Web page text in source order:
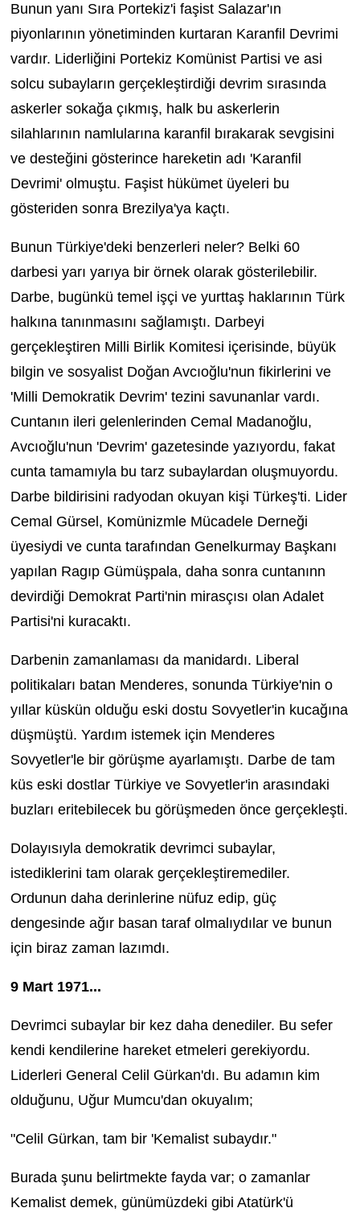
Bunun yanı Sıra Portekiz'i faşist Salazar'ın
piyonlarının yönetiminden kurtaran Karanfil Devrimi
vardır. Liderliğini Portekiz Komünist Partisi ve asi
solcu subayların gerçekleştirdiği devrim sırasında
askerler sokağa çıkmış, halk bu askerlerin
silahlarının namlularına karanfil bırakarak sevgisini
ve desteğini gösterince hareketin adı 'Karanfil
Devrimi' olmuştu. Faşist hükümet üyeleri bu
gösteriden sonra Brezilya'ya kaçtı.
Bunun Türkiye'deki benzerleri neler? Belki 60
darbesi yarı yarıya bir örnek olarak gösterilebilir.
Darbe, bugünkü temel işçi ve yurttaş haklarının Türk
halkına tanınmasını sağlamıştı. Darbeyi
gerçekleştiren Milli Birlik Komitesi içerisinde, büyük
bilgin ve sosyalist Doğan Avcıoğlu'nun fikirlerini ve
'Milli Demokratik Devrim' tezini savunanlar vardı.
Cuntanın ileri gelenlerinden Cemal Madanoğlu,
Avcıoğlu'nun 'Devrim' gazetesinde yazıyordu, fakat
cunta tamamıyla bu tarz subaylardan oluşmuyordu.
Darbe bildirisini radyodan okuyan kişi Türkeş'ti. Lider
Cemal Gürsel, Komünizmle Mücadele Derneği
üyesiydi ve cunta tarafından Genelkurmay Başkanı
yapılan Ragıp Gümüşpala, daha sonra cuntanınn
devirdiği Demokrat Parti'nin mirasçısı olan Adalet
Partisi'ni kuracaktı.
Darbenin zamanlaması da manidardı. Liberal
politikaları batan Menderes, sonunda Türkiye'nin o
yıllar küskün olduğu eski dostu Sovyetler'in kucağına
düşmüştü. Yardım istemek için Menderes
Sovyetler'le bir görüşme ayarlamıştı. Darbe de tam
küs eski dostlar Türkiye ve Sovyetler'in arasındaki
buzları eritebilecek bu görüşmeden önce gerçekleşti.
Dolayısıyla demokratik devrimci subaylar,
istediklerini tam olarak gerçekleştiremediler.
Ordunun daha derinlerine nüfuz edip, güç
dengesinde ağır basan taraf olmalıydılar ve bunun
için biraz zaman lazımdı.
9 Mart 1971...
Devrimci subaylar bir kez daha denediler. Bu sefer
kendi kendilerine hareket etmeleri gerekiyordu.
Liderleri General Celil Gürkan'dı. Bu adamın kim
olduğunu, Uğur Mumcu'dan okuyalım;
"Celil Gürkan, tam bir 'Kemalist subaydır."
Burada şunu belirtmekte fayda var; o zamanlar
Kemalist demek, günümüzdeki gibi Atatürk'ü